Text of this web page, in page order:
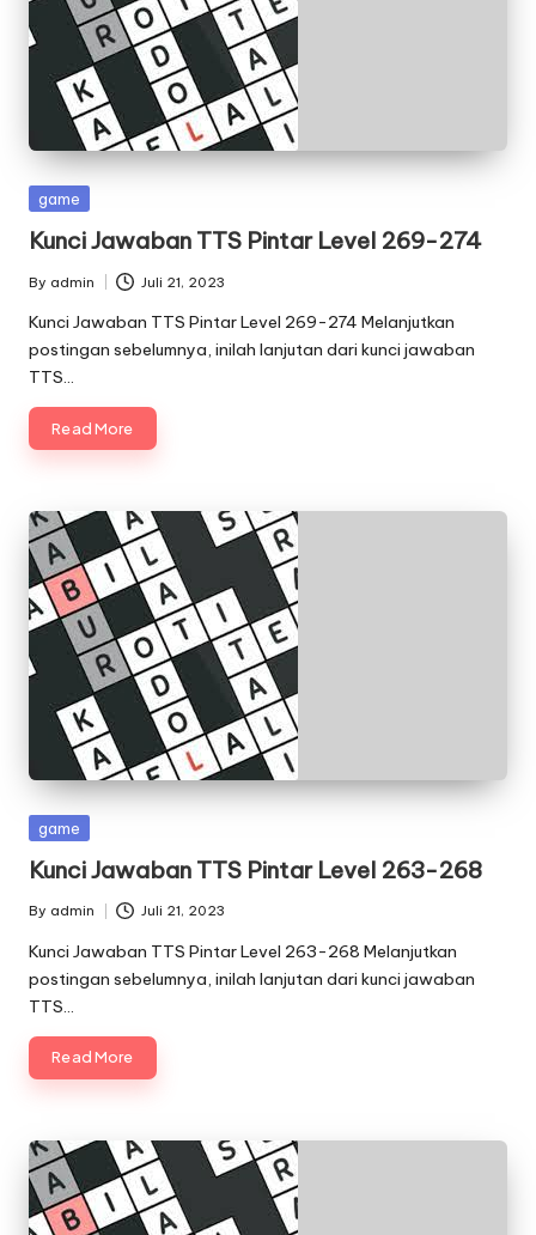
Posted
game
Kunci Jawaban TTS Pintar Level 269-274
Posted
by
By admin Juli 21, 2023
Kunci Jawaban TTS Pintar Level 269-274 Melanjutkan
postingan sebelumnya, inilah lanjutan dari kunci jawaban
TTS…
Read More
Posted
game
Kunci Jawaban TTS Pintar Level 263-268
Posted
by
By admin Juli 21, 2023
Kunci Jawaban TTS Pintar Level 263-268 Melanjutkan
postingan sebelumnya, inilah lanjutan dari kunci jawaban
TTS…
Read More